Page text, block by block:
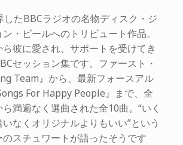
したBBCラジオの名物ディスク・ジ
・ピールへのトリビュート作品。
彼に愛され、サポートを受けてき
セッション集です。ファースト・
Team』から、最新フォースアル
For Happy People』まで、全
満遍なく選曲された全10曲。“いく
なくオリジナルよりもいい”という
スチュワートが語ったそうです